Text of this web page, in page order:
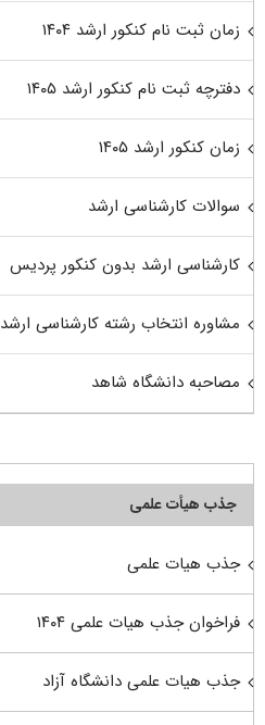
زمان ثبت نام کنکور ارشد ۱۴۰۴
دفترچه ثبت نام کنکور ارشد ۱۴۰۵
زمان کنکور ارشد ۱۴۰۵
سوالات کارشناسی ارشد
کارشناسی ارشد بدون کنکور پردیس
مشاوره انتخاب رشته کارشناسی ارشد
مصاحبه دانشگاه شاهد
جذب هیأت علمی
جذب هیات علمی
فراخوان جذب هیات علمی ۱۴۰۴
جذب هیات علمی دانشگاه آزاد